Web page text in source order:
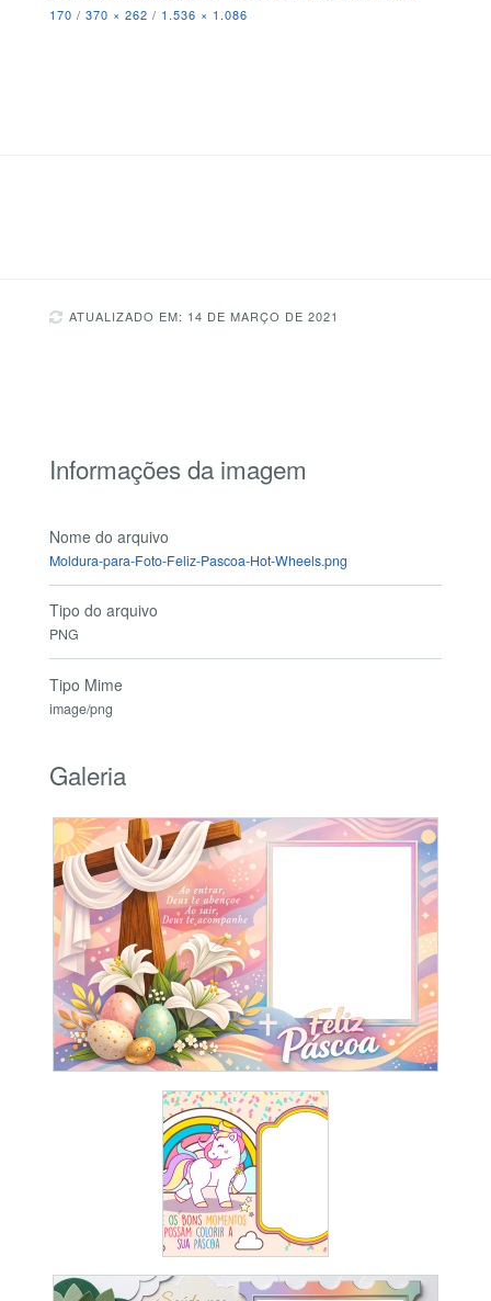
170 / 370 × 262 / 1.536 × 1.086
ATUALIZADO EM: 14 DE MARÇO DE 2021
Informações da imagem
Nome do arquivo
Moldura-para-Foto-Feliz-Pascoa-Hot-Wheels.png
Tipo do arquivo
PNG
Tipo Mime
image/png
Galeria